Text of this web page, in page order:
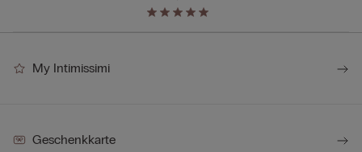
My Intimissimi
Geschenkkarte